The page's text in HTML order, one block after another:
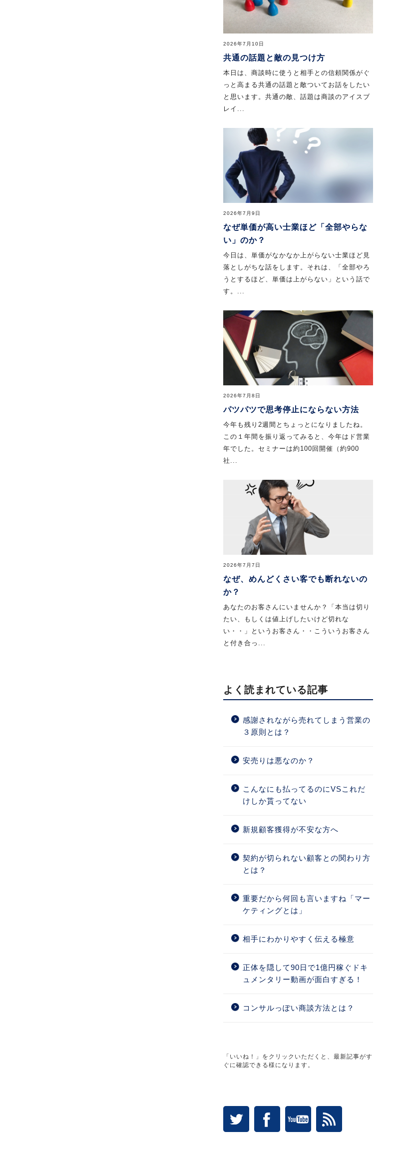
2026年7月10日
共通の話題と敵の見つけ方
本日は、商談時に使うと相手との信頼関係がぐ
っと高まる共通の話題と敵ついてお話をしたい
と思います。共通の敵、話題は商談のアイスブ
レイ...
2026年7月9日
なぜ単価が高い士業ほど「全部やらな
い」のか？
今日は、単価がなかなか上がらない士業ほど見
落としがちな話をします。それは、「全部やろ
うとするほど、単価は上がらない」という話で
す。...
2026年7月8日
パツパツで思考停止にならない方法
今年も残り2週間とちょっとになりましたね。
この１年間を振り返ってみると、今年はド営業
年でした。セミナーは約100回開催（約900
社...
2026年7月7日
なぜ、めんどくさい客でも断れないの
か？
あなたのお客さんにいませんか？「本当は切り
たい、もしくは値上げしたいけど切れな
い・・」というお客さん・・こういうお客さん
と付き合っ...
よく読まれている記事
感謝されながら売れてしまう営業の
３原則とは？
安売りは悪なのか？
こんなにも払ってるのにVSこれだ
けしか貰ってない
新規顧客獲得が不安な方へ
契約が切られない顧客との関わり方
とは？
重要だから何回も言いますね「マー
ケティングとは」
相手にわかりやすく伝える極意
正体を隠して90日で1億円稼ぐドキ
ュメンタリー動画が面白すぎる！
コンサルっぽい商談方法とは？
「いいね！」をクリックいただくと、最新記事がす
ぐに確認できる様になります。